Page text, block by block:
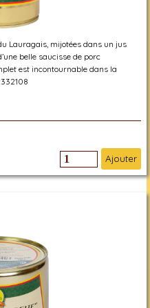
Lauragais, mijotées dans un jus
belle saucisse de porc
est incontournable dans la
Ajouter